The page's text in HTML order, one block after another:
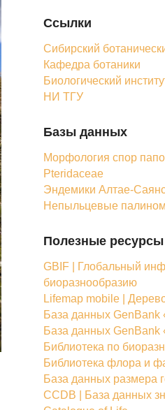
Ссылки
Сибирский
Кафедра ботаники
Биологический
НИ ТГУ
Базы данных
Морфология спор
Pteridaceae
Эндемики Алтае-
Непыльцевые
Полезные ресурсы
GBIF | Глобальный
биоразнообразию
Lifemap mobile |
База данных GenBank
База данных GenBank
Библиотека по
Библиотека флора и
База данных размера
CCDB | База данных